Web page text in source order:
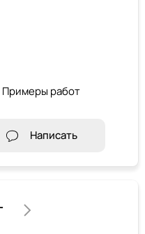
Примеры работ
Написать